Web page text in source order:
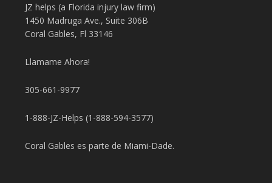
JZ helps (a Florida injury law firm)
1450 Madruga Ave., Suite 306B
Coral Gables, Fl 33146
Llamame Ahora!
305-661-9977
1-888-JZ-Helps (1-888-594-3577)
Coral Gables es parte de Miami-Dade.